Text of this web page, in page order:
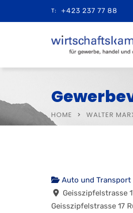
T: +423 237 77 88
HOME WALTER
Auto und Transport
Geisszipfelstrasse
Geisszipfelstrasse 17